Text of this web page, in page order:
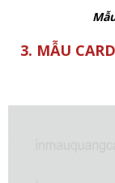
3. MẪU